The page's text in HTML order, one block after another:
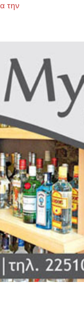
την